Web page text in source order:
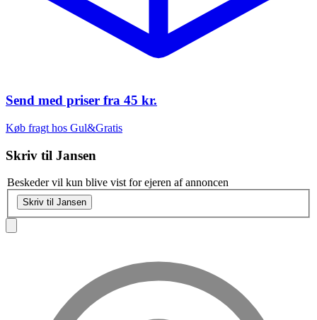
Send med priser fra 45 kr.
Køb fragt hos Gul&Gratis
Skriv til Jansen
Beskeder vil kun blive vist for ejeren af annoncen
Skriv til Jansen